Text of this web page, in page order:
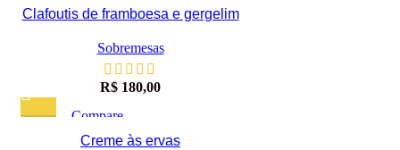
Visualização rápida
Clafoutis de framboesa e gergelim
Sobremesas
R$ 180,00
Compare
Visualização rápida
Creme às ervas